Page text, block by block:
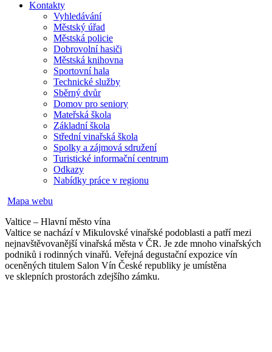
Kontakty
Vyhledávání
Městský úřad
Městská policie
Dobrovolní hasiči
Městská knihovna
Sportovní hala
Technické služby
Sběrný dvůr
Domov pro seniory
Mateřská škola
Základní škola
Střední vinařská škola
Spolky a zájmová sdružení
Turistické informační centrum
Odkazy
Nabídky práce v regionu
Mapa webu
Valtice – Hlavní město vína
Valtice se nachází v Mikulovské vinařské podoblasti a patří mezi
nejnavštěvovanější vinařská města v ČR. Je zde mnoho vinařských
podniků i rodinných vinařů. Veřejná degustační expozice vín
oceněných titulem Salon Vín České republiky je umístěna
ve sklepních prostorách zdejšího zámku.